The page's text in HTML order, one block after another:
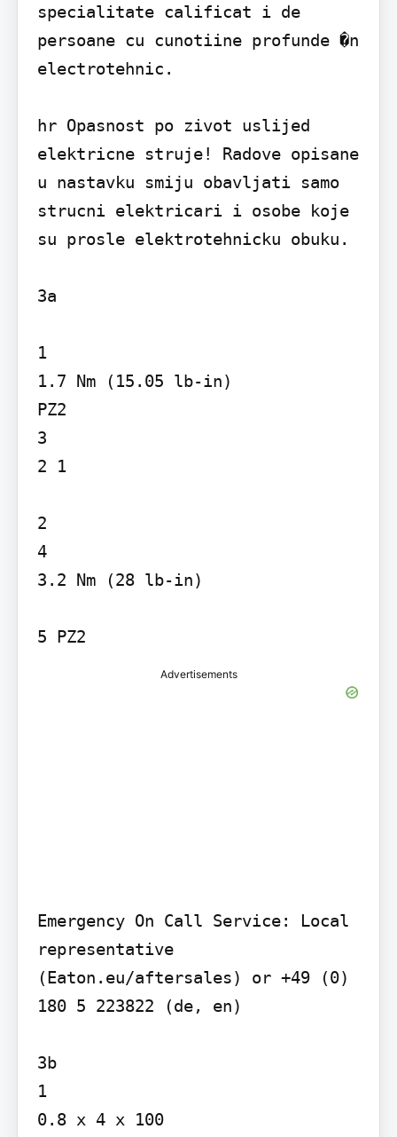
specialitate calificat i de
persoane cu cunotiine profunde �n
electrotehnic.
hr Opasnost po zivot uslijed
elektricne struje! Radove opisane
u nastavku smiju obavljati samo
strucni elektricari i osobe koje
su prosle elektrotehnicku obuku.
3a
1
1.7 Nm (15.05 lb-in)
PZ2
3
2 1
2
4
3.2 Nm (28 lb-in)
5 PZ2
Advertisements
Emergency On Call Service: Local
representative
(Eaton.eu/aftersales) or +49 (0)
180 5 223822 (de, en)
3b
1
0.8 x 4 x 100